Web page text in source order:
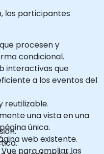
los participantes
procesen y
condicional.
interactivas que
a los eventos del
reutilizable.
una vista en una
única.
web existente.
para ampliar las